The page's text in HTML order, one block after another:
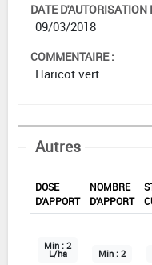
DATE D'AUTORISATION
09/03/2018
COMMENTAIRE :
Haricot vert
Autres
DOSE
D'APPORT
NOMBRE
D'APPORT
Min : 2
L/ha Min : 2